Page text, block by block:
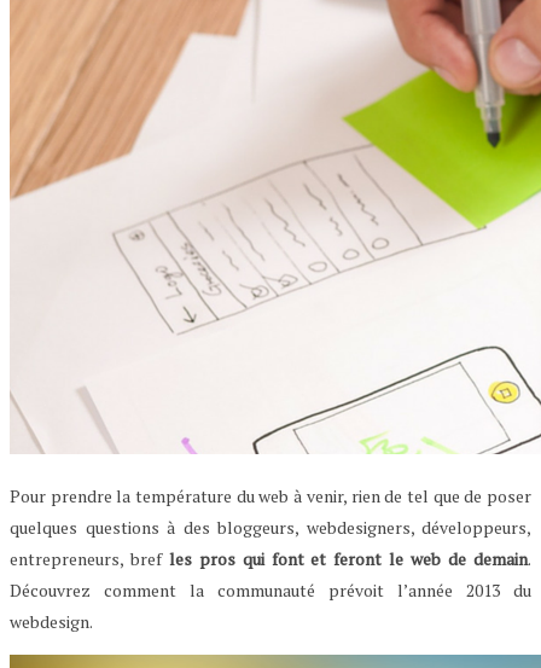
Pour prendre la température du web à venir, rien de tel que de poser
quelques questions à des bloggeurs, webdesigners, développeurs,
entrepreneurs, bref les pros qui font et feront le web de demain.
Découvrez comment la communauté prévoit l’année 2013 du
webdesign.